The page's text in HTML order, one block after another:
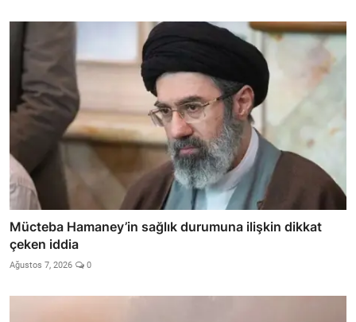
Mücteba Hamaney’in sağlık durumuna ilişkin dikkat
çeken iddia
Ağustos 7, 2026 0